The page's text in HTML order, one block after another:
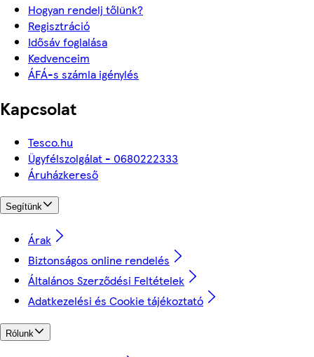
Hogyan rendelj tőlünk?
Regisztráció
Idősáv foglalása
Kedvenceim
ÁFÁ-s számla igénylés
Kapcsolat
Tesco.hu
Ügyfélszolgálat - 0680222333
Áruházkereső
Segítünk
Árak
Biztonságos online rendelés
Általános Szerződési Feltételek
Adatkezelési és Cookie tájékoztató
Rólunk